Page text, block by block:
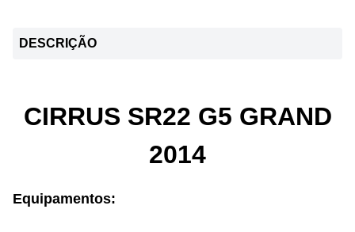
DESCRIÇÃO
CIRRUS SR22 G5 GRAND
2014
Equipamentos: